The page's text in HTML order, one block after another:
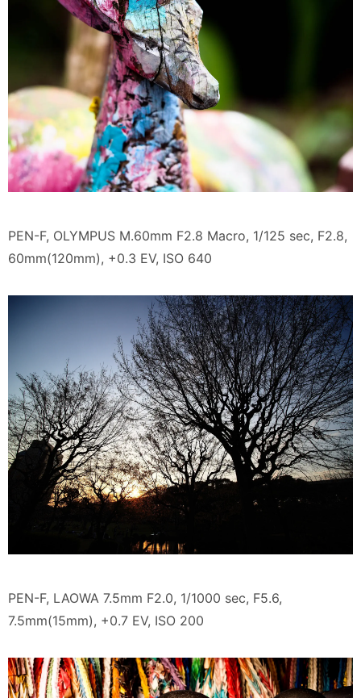
PEN-F, OLYMPUS M.60mm F2.8 Macro, 1/125 sec, F2.8,
60mm(120mm), +0.3 EV, ISO 640
PEN-F, LAOWA 7.5mm F2.0, 1/1000 sec, F5.6,
7.5mm(15mm), +0.7 EV, ISO 200